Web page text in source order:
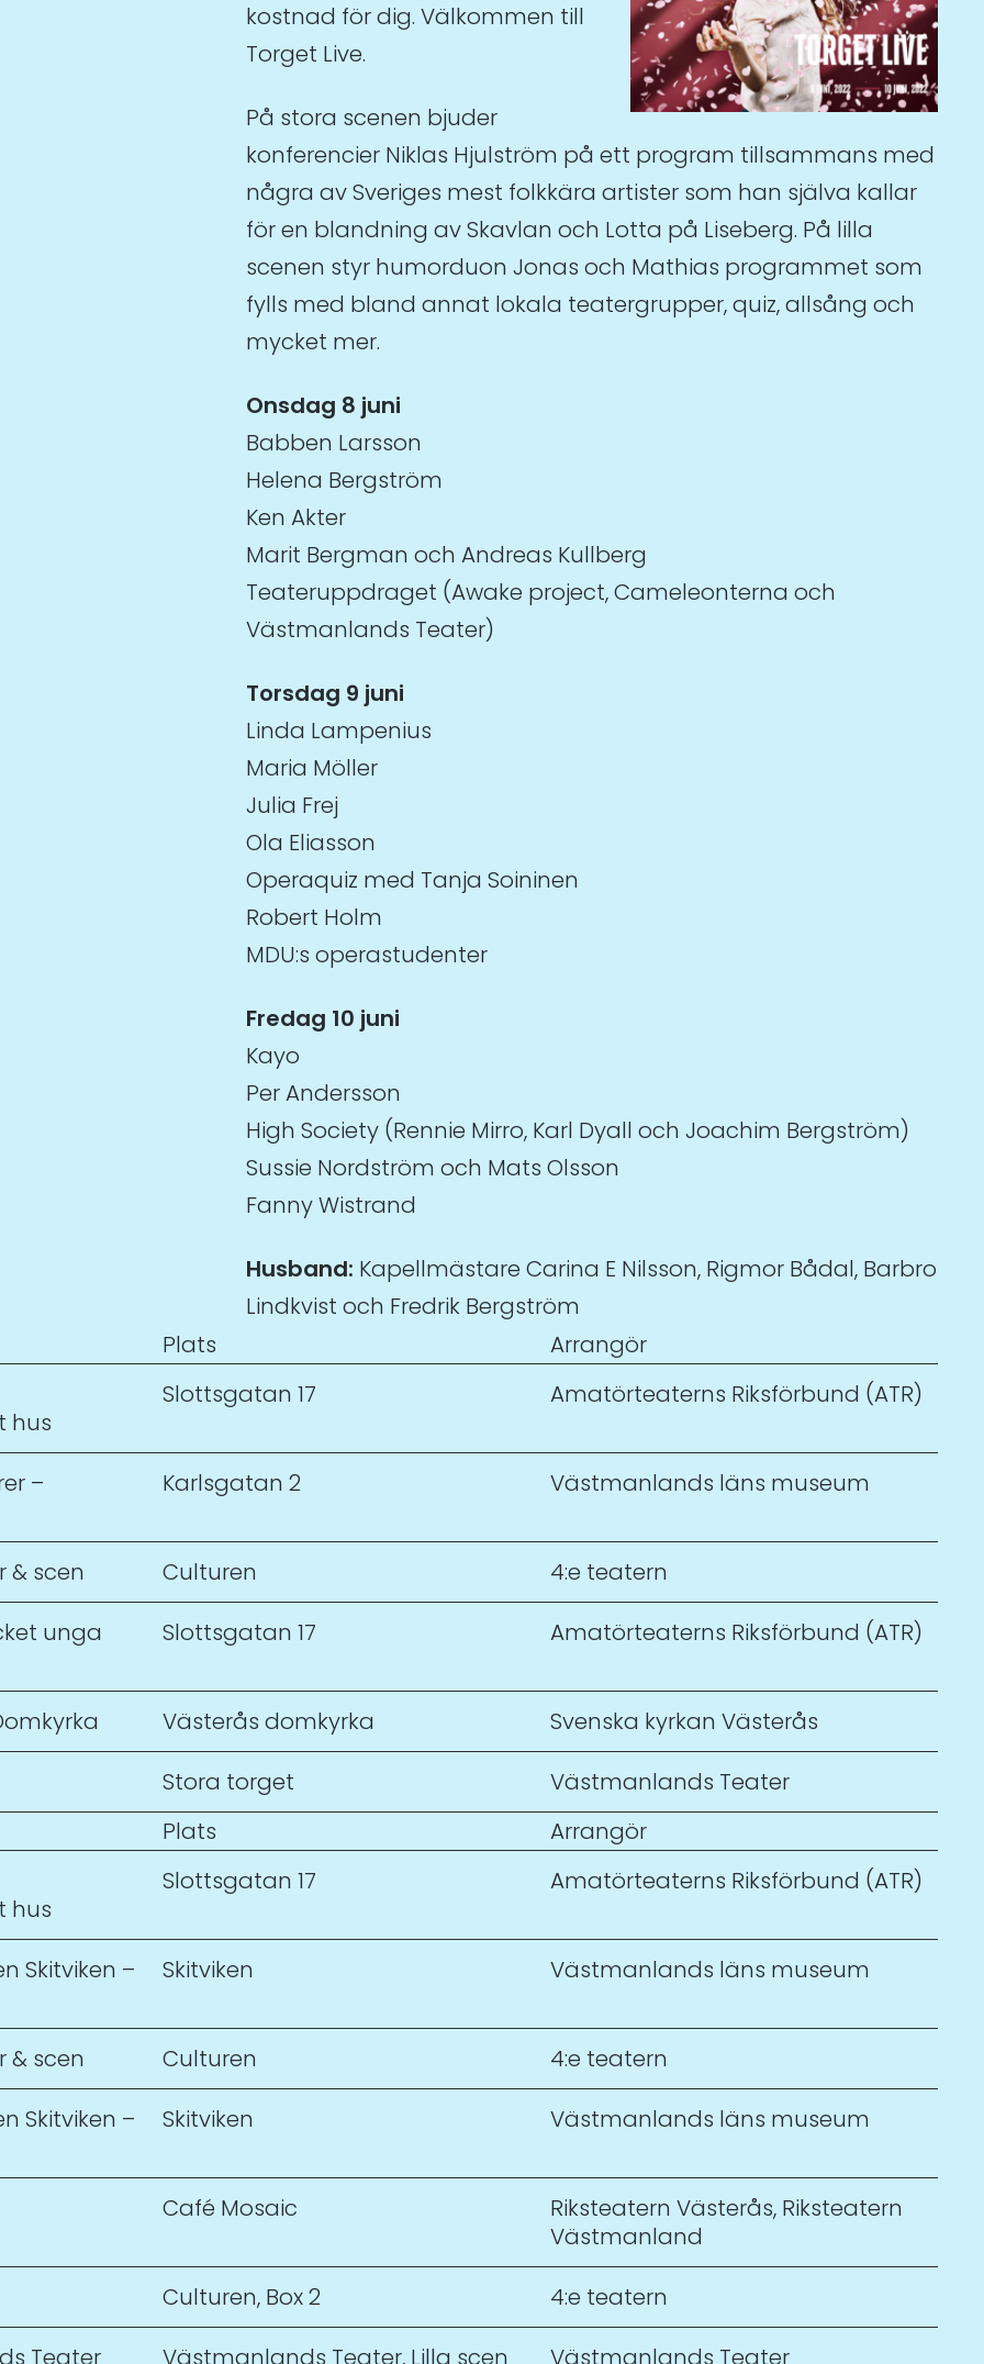
kostnad för dig. Välkommen till
Torget Live.
På stora scenen bjuder
konferencier Niklas Hjulström på ett program tillsammans med
några av Sveriges mest folkkära artister som han själva kallar
för en blandning av Skavlan och Lotta på Liseberg. På lilla
scenen styr humorduon Jonas och Mathias programmet som
fylls med bland annat lokala teatergrupper, quiz, allsång och
mycket mer.
Onsdag 8 juni
Babben Larsson
Helena Bergström
Ken Akter
Marit Bergman och Andreas Kullberg
Teateruppdraget (Awake project, Cameleonterna och
Västmanlands Teater)
Torsdag 9 juni
Linda Lampenius
Maria Möller
Julia Frej
Ola Eliasson
Operaquiz med Tanja Soininen
Robert Holm
MDU:s operastudenter
Fredag 10 juni
Kayo
Per Andersson
High Society (Rennie Mirro, Karl Dyall och Joachim Bergström)
Sussie Nordström och Mats Olsson
Fanny Wistrand
Husband: Kapellmästare Carina E Nilsson, Rigmor Bådal, Barbro
Lindkvist och Fredrik Bergström
Plats Arrangör
hus
Slottsgatan 17 Amatörteaterns Riksförbund (ATR)
–
Karlsgatan 2 Västmanlands läns museum
& scen Culturen 4:e teatern
unga
Slottsgatan 17 Amatörteaterns Riksförbund (ATR)
Västerås domkyrka Svenska kyrkan Västerås
Stora torget
Västmanlands Teater
Plats Arrangör
hus
Slottsgatan 17 Amatörteaterns Riksförbund (ATR)
Skitviken –
Skitviken Västmanlands läns museum
& scen Culturen 4:e teatern
Skitviken –
Skitviken Västmanlands läns museum
Café Mosaic Riksteatern Västerås, Riksteatern
Västmanland
Culturen, Box 2 4:e teatern
Teater Västmanlands Teater, Lilla scen Västmanlands Teater